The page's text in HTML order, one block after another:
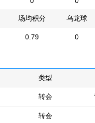
场均积分 乌龙球
0.79 0
类型
转会
转会